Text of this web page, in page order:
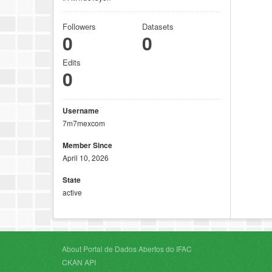
Followers
0
Datasets
0
Edits
0
Username
7m7mexcom
Member Since
April 10, 2026
State
active
About Portal de Dados Abertos do IFAC
CKAN API